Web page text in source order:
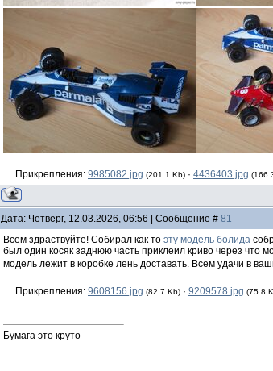
Прикрепления: 9985082.jpg (201.1 Kb) · 4436403.jpg
Дата: Четверг, 12.03.2026, 06:56 | Сообщение # 81
Всем здраствуйте! Собирал как то эту модель болида
был один косяк заднюю часть приклеил криво через что
модель лежит в коробке лень доставать. Всем удачи в
Прикрепления: 9608156.jpg (82.7 Kb) · 9209578.jpg (75.8
Бумага это круто